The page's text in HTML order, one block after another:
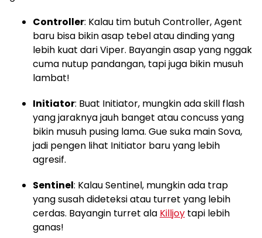
Controller: Kalau tim butuh Controller, Agent
baru bisa bikin asap tebel atau dinding yang
lebih kuat dari Viper. Bayangin asap yang nggak
cuma nutup pandangan, tapi juga bikin musuh
lambat!
Initiator: Buat Initiator, mungkin ada skill flash
yang jaraknya jauh banget atau concuss yang
bikin musuh pusing lama. Gue suka main Sova,
jadi pengen lihat Initiator baru yang lebih
agresif.
Sentinel: Kalau Sentinel, mungkin ada trap
yang susah dideteksi atau turret yang lebih
cerdas. Bayangin turret ala Killjoy tapi lebih
ganas!